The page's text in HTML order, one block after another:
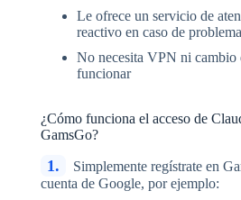
Le ofrece un servicio de
reactivo en caso de problema
No necesita VPN ni cambio
funcionar
¿Cómo funciona el acceso de
GamsGo?
1.
Simplemente regístrate en
cuenta de Google, por ejemplo: